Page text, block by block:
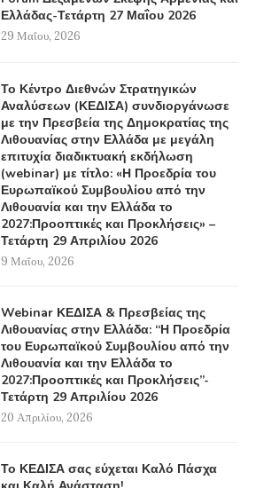
Ελλάδας-Τετάρτη 27 Μαΐου 2026
29 Μαΐου, 2026
Το Κέντρο Διεθνών Στρατηγικών
Αναλύσεων (ΚΕΔΙΣΑ) συνδιοργάνωσε
με την Πρεσβεία της Δημοκρατίας της
Λιθουανίας στην Ελλάδα με μεγάλη
επιτυχία διαδικτυακή εκδήλωση
(webinar) με τίτλο: «Η Προεδρία του
Ευρωπαϊκού Συμβουλίου από την
Λιθουανία και την Ελλάδα το
2027:Προοπτικές και Προκλήσεις» –
Τετάρτη 29 Απριλίου 2026
9 Μαΐου, 2026
Webinar ΚΕΔΙΣΑ & Πρεσβείας της
Λιθουανίας στην Ελλάδα: “Η Προεδρία
του Ευρωπαϊκού Συμβουλίου από την
Λιθουανία και την Ελλάδα το
2027:Προοπτικές και Προκλήσεις”-
Τετάρτη 29 Απριλίου 2026
20 Απριλίου, 2026
Το ΚΕΔΙΣΑ σας εύχεται Καλό Πάσχα